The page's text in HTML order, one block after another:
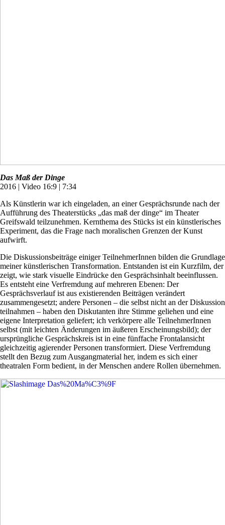
Das Maß der Dinge
2016 | Video 16:9 | 7:34
Als Künstlerin war ich eingeladen, an einer Gesprächsrunde nach der
Aufführung des Theaterstücks „das maß der dinge“ im Theater
Greifswald teilzunehmen. Kernthema des Stücks ist ein künstlerisches
Experiment, das die Frage nach moralischen Grenzen der Kunst
aufwirft.
Die Diskussionsbeiträge einiger TeilnehmerInnen bilden die Grundlage
meiner künstlerischen Transformation. Entstanden ist ein Kurzfilm, der
zeigt, wie stark visuelle Eindrücke den Gesprächsinhalt beeinflussen.
Es entsteht eine Verfremdung auf mehreren Ebenen: Der
Gesprächsverlauf ist aus existierenden Beiträgen verändert
zusammengesetzt; andere Personen – die selbst nicht an der Diskussion
teilnahmen – haben den Diskutanten ihre Stimme geliehen und eine
eigene Interpretation geliefert; ich verkörpere alle TeilnehmerInnen
selbst (mit leichten Änderungen im äußeren Erscheinungsbild); der
ursprüngliche Gesprächskreis ist in eine fünffache Frontalansicht
gleichzeitig agierender Personen transformiert. Diese Verfremdung
stellt den Bezug zum Ausgangmaterial her, indem es sich einer
theatralen Form bedient, in der Menschen andere Rollen übernehmen.